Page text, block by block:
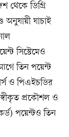
থেকে ডিগ্রি
অনুযায়ী যাচাই
সিস্টেমেও
তিন পয়েন্ট
ও পিএইচডির
প্রকৌশল ও
পয়েন্টও তিন